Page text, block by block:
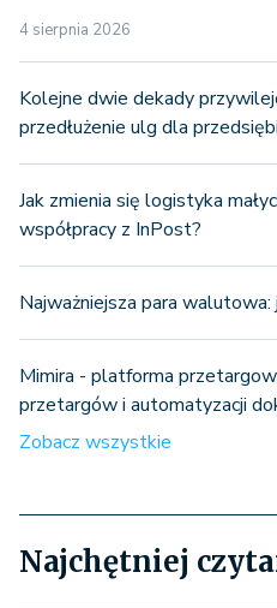
4 sierpnia 2026
Kolejne dwie dekady
przedłużenie ulg dla
Jak zmienia się logistyka
współpracy z InPost?
Najważniejsza para
Mimira - platforma
przetargów i automatyzacji
Zobacz wszystkie
Najchętniej